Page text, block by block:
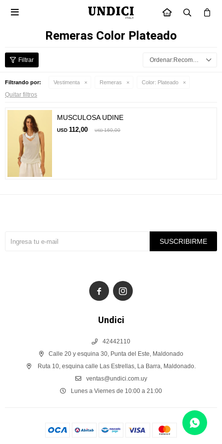
INICIO

Remeras Color Plateado
Recomendados
Filtrando por: Vestimenta Remeras Color: Plateado
Quitar filtros
MUSCULOSA UDINE
USD 112,00 USD 160,00
Undici
42442110
Calle 20 y esquina 30, Punta del Este, Maldonado
Ruta 10, esquina calle Las Estrellas, La Barra, Maldonado.
ventas@undici.com.uy
Lunes a Viernes de 10:00 a 21:00
SUSCRIBIRME
 